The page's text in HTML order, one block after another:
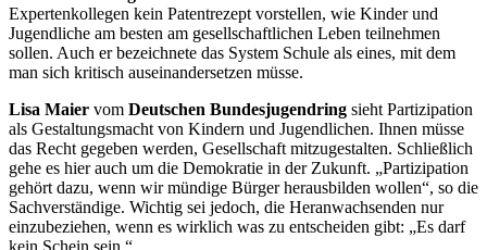
Expertenkollegen kein Patentrezept vorstellen, wie Kinder und
Jugendliche am besten am gesellschaftlichen Leben teilnehmen
sollen. Auch er bezeichnete das System Schule als eines, mit dem
man sich kritisch auseinandersetzen müsse.
Lisa Maier vom Deutschen Bundesjugendring sieht Partizipation
als Gestaltungsmacht von Kindern und Jugendlichen. Ihnen müsse
das Recht gegeben werden, Gesellschaft mitzugestalten. Schließlich
gehe es hier auch um die Demokratie in der Zukunft. „Partizipation
gehört dazu, wenn wir mündige Bürger herausbilden wollen“, so die
Sachverständige. Wichtig sei jedoch, die Heranwachsenden nur
einzubeziehen, wenn es wirklich was zu entscheiden gibt: „Es darf